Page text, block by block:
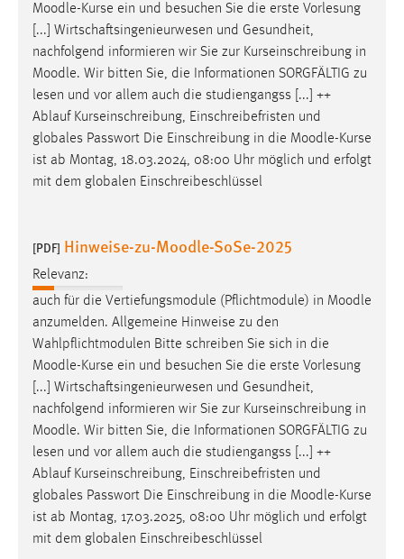
Moodle-Kurse ein und besuchen Sie die erste Vorlesung
[...] Wirtschaftsingenieurwesen und Gesundheit,
nachfolgend informieren wir Sie zur Kurseinschreibung in
Moodle. Wir bitten Sie, die Informationen SORGFÄLTIG zu
lesen und vor allem auch die studiengangss [...] ++
Ablauf Kurseinschreibung, Einschreibefristen und
globales Passwort Die Einschreibung in die Moodle-Kurse
ist ab Montag, 18.03.2024, 08:00 Uhr möglich und erfolgt
mit dem globalen Einschreibeschlüssel
[PDF] Hinweise-zu-Moodle-SoSe-2025
Relevanz:
auch für die Vertiefungsmodule (Pflichtmodule) in Moodle
anzumelden. Allgemeine Hinweise zu den
Wahlpflichtmodulen Bitte schreiben Sie sich in die
Moodle-Kurse ein und besuchen Sie die erste Vorlesung
[...] Wirtschaftsingenieurwesen und Gesundheit,
nachfolgend informieren wir Sie zur Kurseinschreibung in
Moodle. Wir bitten Sie, die Informationen SORGFÄLTIG zu
lesen und vor allem auch die studiengangss [...] ++
Ablauf Kurseinschreibung, Einschreibefristen und
globales Passwort Die Einschreibung in die Moodle-Kurse
ist ab Montag, 17.03.2025, 08:00 Uhr möglich und erfolgt
mit dem globalen Einschreibeschlüssel